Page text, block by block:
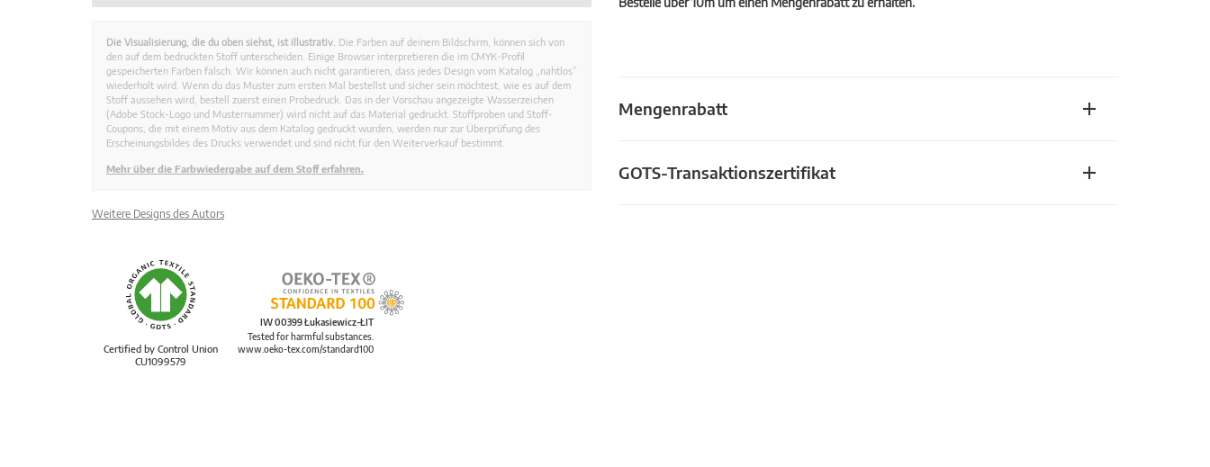
Mengenrabatt
GOTS-Transaktionszertifikat
Die Visualisierung, die du oben siehst, ist illustrativ. Die Farben auf deinem Bildschirm, können sich von
den auf dem bedruckten Stoff unterscheiden. Einige Browser interpretieren die im CMYK-Profil
gespeicherten Farben falsch. Wir können auch nicht garantieren, dass jedes Design vom Katalog „nahtlos”
wiederholt wird. Wenn du das Muster zum ersten Mal bestellst und sicher sein möchtest, wie es auf dem
Stoff aussehen wird, bestell zuerst einen Probedruck. Das in der Vorschau angezeigte Wasserzeichen
(Adobe Stock-Logo und Musternummer) wird nicht auf das Material gedruckt. Stoffproben und Stoff-
Coupons, die mit einem Motiv aus dem Katalog gedruckt wurden, werden nur zur Überprüfung des
Erscheinungsbildes des Drucks verwendet und sind nicht für den Weiterverkauf bestimmt.
Mehr über die Farbwiedergabe auf dem Stoff erfahren.
Weitere Designs des Autors
Certified by Control Union
CU1099579
IW 00399 Łukasiewicz-ŁIT
Tested for harmful substances.
www.oeko-tex.com/standard100